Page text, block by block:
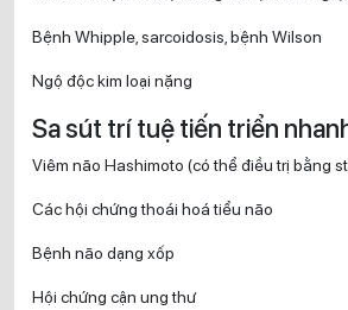
Bệnh Whipple, sarcoidosis, bệnh Wilson
Ngộ độc kim loại nặng
Sa sút trí tuệ tiến triển
Viêm não Hashimoto (có thể điều trị bằng
Các hội chứng thoái hoá tiểu não
Bệnh não dạng xốp
Hội chứng cận ung thư